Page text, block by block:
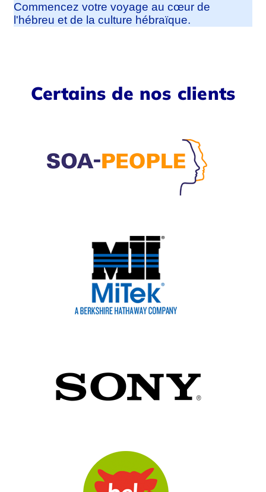
Commencez votre voyage au cœur de
l'hébreu et de la culture hébraïque.
Certains de nos clients